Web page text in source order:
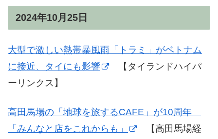
2024年10月25日
大型で激しい熱帯暴風雨「トラミ」がベトナム
に接近、タイにも影響
【タイランドハイパ
ーリンクス】
高田馬場の「地球を旅するCAFE」が10周年
「みんなと店をこれからも」
【高田馬場経